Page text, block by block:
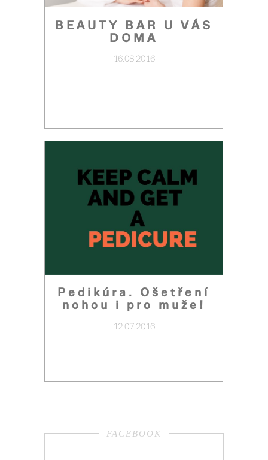
BEAUTY BAR U VÁS
DOMA
16.08.2016
Pedikúra. Ošetření
nohou i pro muže!
12.07.2016
FACEBOOK